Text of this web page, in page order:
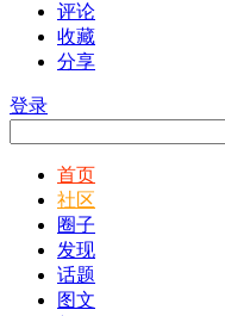
评论
收藏
分享
登录
首页
社区
圈子
发现
话题
图文